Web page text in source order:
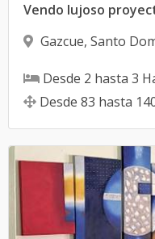
Vendo lujoso
Gazcue, Santo
Desde 2 hasta 3
Desde 83 hasta